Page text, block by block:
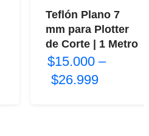
Teflón Plano 7
mm para Plotter
de Corte | 1 Metro
$15.000 –
$26.999